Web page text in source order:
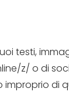
testi,
z/ o di
di